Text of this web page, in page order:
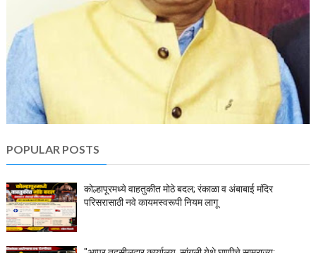
POPULAR POSTS
कोल्हापूरमध्ये वाहतुकीत मोठे बदल; रंकाळा व अंबाबाई मंदिर
परिसरासाठी नवे कायमस्वरूपी नियम लागू